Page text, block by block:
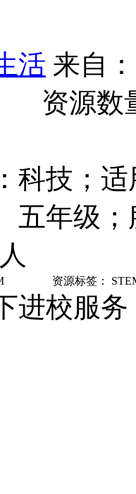
活 来自
资源数
科技；
五年级
资源标签：
进校服务